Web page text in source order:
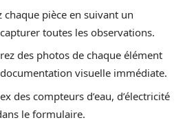
chaque pièce en suivant un
toutes les observations.
des photos de chaque élément
visuelle immédiate.
des compteurs d’eau, d’électricité
le formulaire.